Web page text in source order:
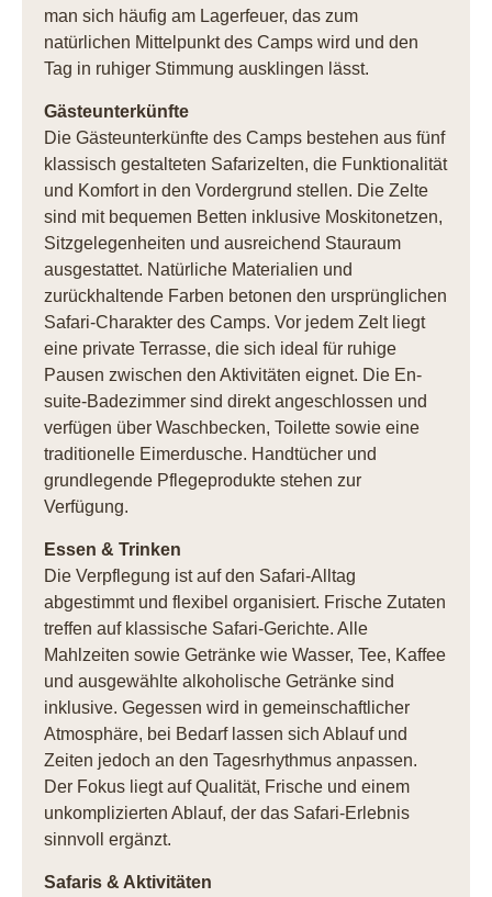
man sich häufig am Lagerfeuer, das zum
natürlichen Mittelpunkt des Camps wird und den
Tag in ruhiger Stimmung ausklingen lässt.
Gästeunterkünfte
Die Gästeunterkünfte des Camps bestehen aus fünf
klassisch gestalteten Safarizelten, die Funktionalität
und Komfort in den Vordergrund stellen. Die Zelte
sind mit bequemen Betten inklusive Moskitonetzen,
Sitzgelegenheiten und ausreichend Stauraum
ausgestattet. Natürliche Materialien und
zurückhaltende Farben betonen den ursprünglichen
Safari-Charakter des Camps. Vor jedem Zelt liegt
eine private Terrasse, die sich ideal für ruhige
Pausen zwischen den Aktivitäten eignet. Die En-
suite-Badezimmer sind direkt angeschlossen und
verfügen über Waschbecken, Toilette sowie eine
traditionelle Eimerdusche. Handtücher und
grundlegende Pflegeprodukte stehen zur
Verfügung.
Essen & Trinken
Die Verpflegung ist auf den Safari-Alltag
abgestimmt und flexibel organisiert. Frische Zutaten
treffen auf klassische Safari-Gerichte. Alle
Mahlzeiten sowie Getränke wie Wasser, Tee, Kaffee
und ausgewählte alkoholische Getränke sind
inklusive. Gegessen wird in gemeinschaftlicher
Atmosphäre, bei Bedarf lassen sich Ablauf und
Zeiten jedoch an den Tagesrhythmus anpassen.
Der Fokus liegt auf Qualität, Frische und einem
unkomplizierten Ablauf, der das Safari-Erlebnis
sinnvoll ergänzt.
Safaris & Aktivitäten